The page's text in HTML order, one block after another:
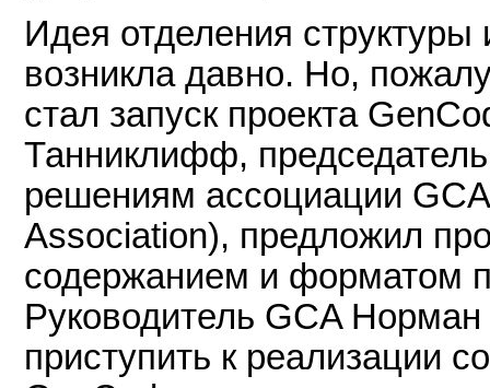
Идея отделения
возникла давно. Но,
стал запуск проекта
Танниклифф,
решениям ассоциации
Association), предложил
содержанием и форматом
Руководитель GCA
приступить к реализации